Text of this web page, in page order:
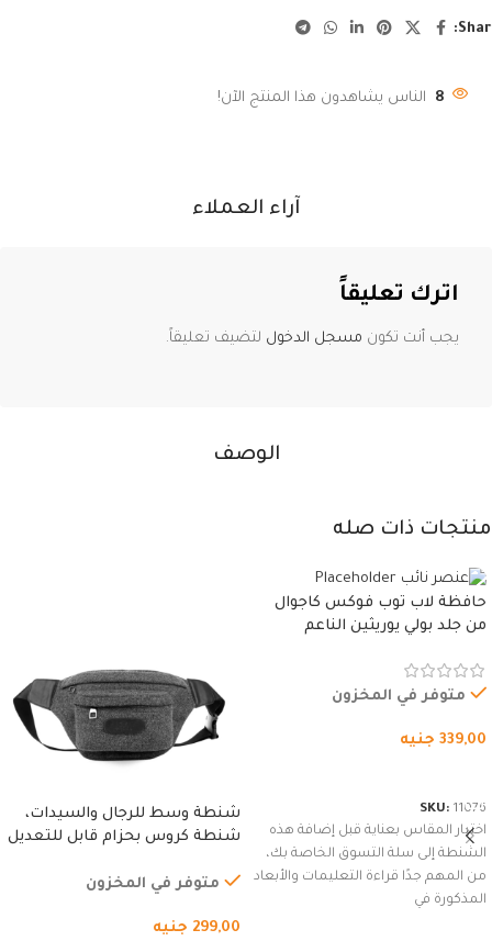
8 الناس يشاهدون هذا المنتج الآن!
الوصف
آراء العملاء
اترك تعليقاً
يجب أنت تكون مسجل الدخول لتضيف تعليقاً.
منتجات ذات صله
حافظة لاب توب فوكس كاجوال
من جلد بولي يوريثين الناعم
وسوستة.
متوفر في المخزون
339,00 جنيه
SKU: 11076
اختيار المقاس بعناية قبل إضافة هذه
الشنطة إلى سلة التسوق الخاصة بك،
من المهم جدًا قراءة التعليمات والأبعاد
المذكورة في
شنطة وسط للرجال والسيدات،
شنطة كروس بحزام قابل للتعديل
السفر، الجري العادي، المشي
(رمادي)
متوفر في المخزون
299,00 جنيه